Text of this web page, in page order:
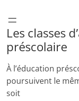
Les classes
préscolaire
À l’éducation
poursuivent le
soit